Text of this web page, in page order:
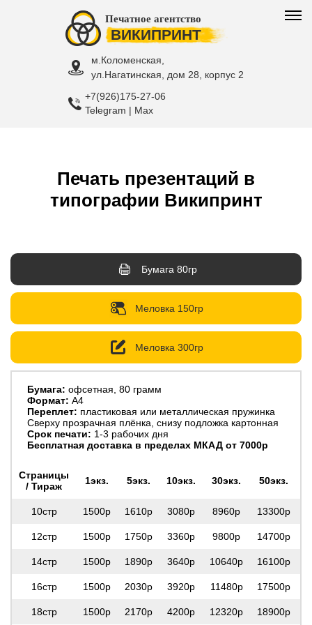
Печатное агентство
ВИКИПРИНТ
м.Коломенская,
ул.Нагатинская, дом 28, корпус 2
+7(926)175-27-06
Telegram | Max
Печать презентаций в
типографии Википринт
Бумага 80гр
Меловка 150гр
Меловка 300гр
Бумага: офсетная, 80 грамм
Формат: А4
Переплет: пластиковая или металлическая пружинка
Сверху прозрачная плёнка, снизу подложка картонная
Cрок печати: 1-3 рабочих дня
Бесплатная доставка в пределах МКАД от 7000р
Страницы
/ Тираж
1экз. 5экз. 10экз. 30экз. 50экз.
10стр 1500р 1610р 3080р 8960р 13300р
12стр 1500р 1750р 3360р 9800р 14700р
14стр 1500р 1890р 3640р 10640р 16100р
16стр 1500р 2030р 3920р 11480р 17500р
18стр 1500р 2170р 4200р 12320р 18900р